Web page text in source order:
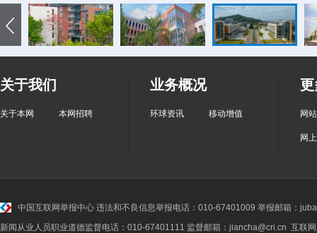
关于我们
关于本网 本网招聘
业务概况
环球资讯 移动增值 网
网
中国互联网举报中心 违法和不良信息举报电话：010-67401009 举报邮箱：
新闻从业人员职业道德监督电话：010-67401111 监督邮箱：jiancha@cri.cn 互联